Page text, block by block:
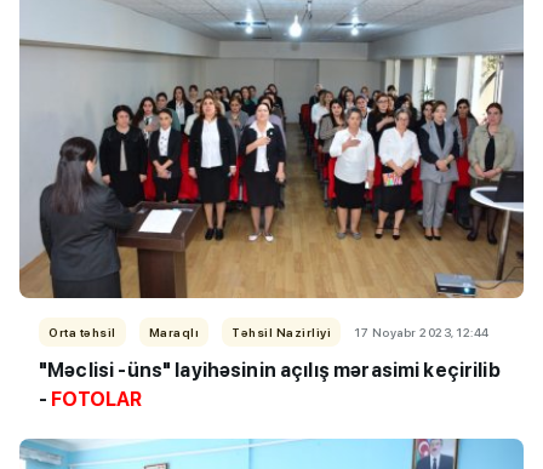
Orta təhsil Maraqlı Təhsil Nazirliyi 17 Noyabr 2023, 12:44
"Məclisi -üns" layihəsinin açılış mərasimi keçirilib
- FOTOLAR